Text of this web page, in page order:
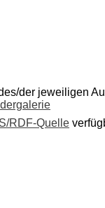
der jeweiligen
RDF-Quelle